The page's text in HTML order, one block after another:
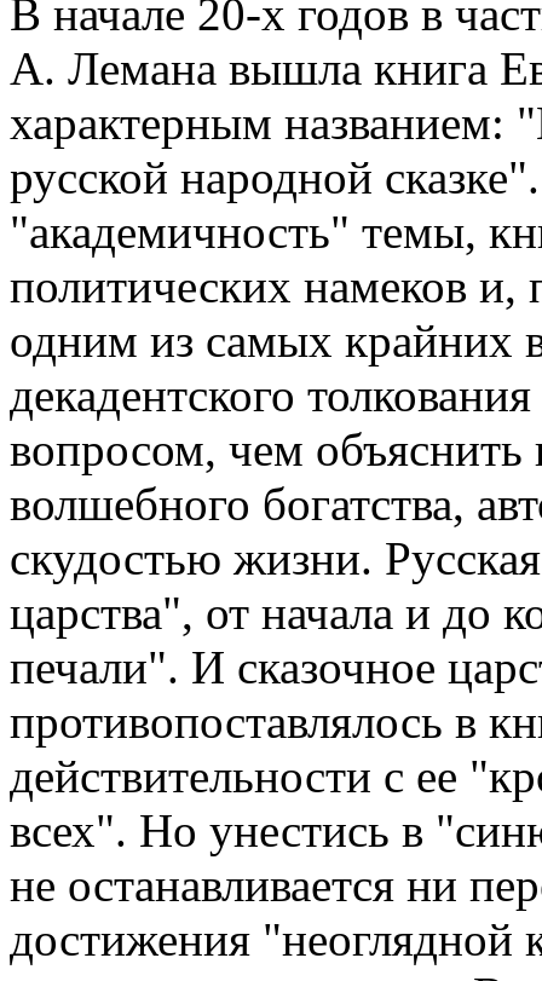
В начале 20-х годов в
А. Лемана вышла книга
характерным названием:
русской народной
"академичность" темы,
политических намеков и,
одним из самых крайних
декадентского
вопросом, чем объяснить
волшебного богатства,
скудостью жизни.
царства", от начала и до
печали". И сказочное
противопоставлялось в
действительности с ее
всех". Но унестись в
не останавливается ни
достижения "неоглядной